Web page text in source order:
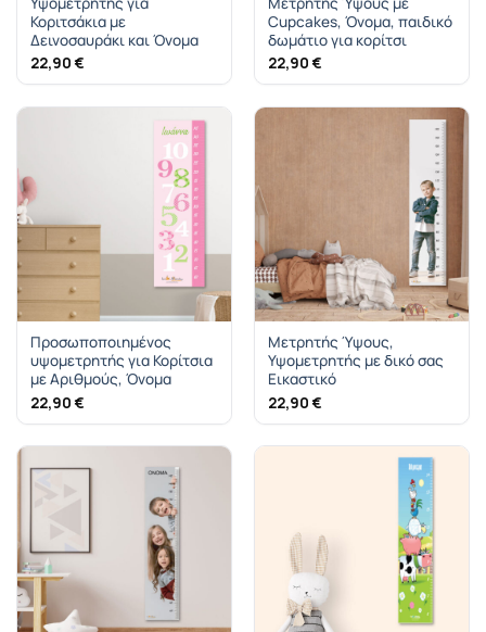
Κοριτσάκια με
Δεινοσαυράκι και Όνομα
22,90 €
Cupcakes, Όνομα, παιδικό
δωμάτιο για κορίτσι
22,90 €
Προσωποποιημένος
υψομετρητής για Κορίτσια
με Αριθμούς, Όνομα
22,90 €
Μετρητής Ύψους,
Υψομετρητής με δικό σας
Εικαστικό
22,90 €